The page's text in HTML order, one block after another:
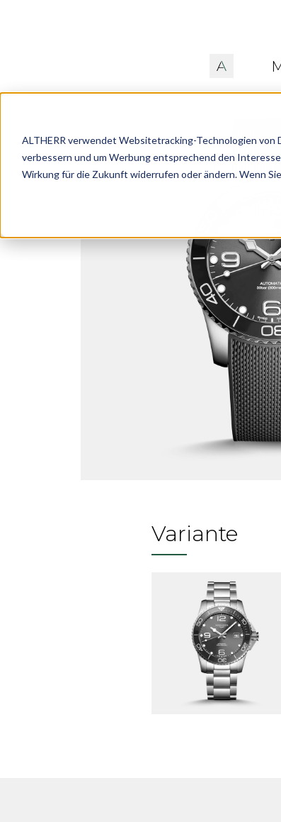
ALTHERR verwendet Websitetracking-Technologien
verbessern und um Werbung entsprechend den
Wirkung für die Zukunft widerrufen oder ändern. Wenn
Variante